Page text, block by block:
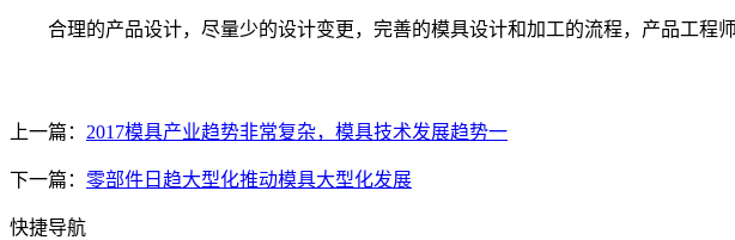
合理的产品设计，尽量少的设计变更，完善的模具设计和加工的流程，产品工程师
上一篇： 2017模具产业趋势非常复杂，模具技术发展趋势一
下一篇： 零部件日趋大型化推动模具大型化发展
快捷导航